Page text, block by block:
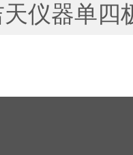
仪器单四